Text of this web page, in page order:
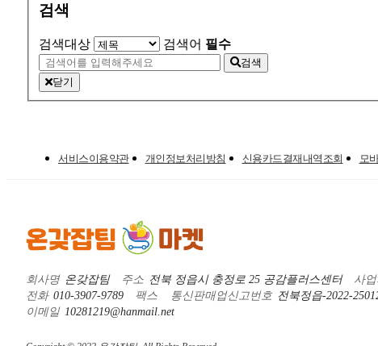
검색
검색대상 검색어 필수
검색
닫기
서비스이용약관 개인정보처리방침 신용카드결재내역조회 모
회사명 온갖잡팀 주소 전북 정읍시 충정로 25 공감플러스센터 사
전화 010-3907-9789 팩스 통신판매업신고번호 전북정읍-2022-
이메일 10281219@hanmail.net